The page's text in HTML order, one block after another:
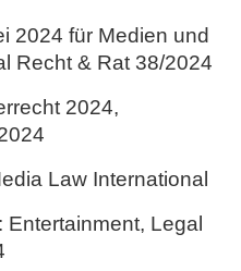
2024 für Medien und
Recht & Rat 38/2024
2024,
Law International
Entertainment, Legal